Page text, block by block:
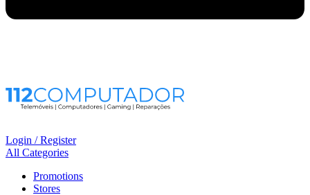
Login / Register
All Categories
Promotions
Stores